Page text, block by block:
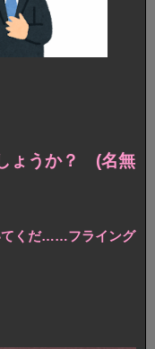
ょうか？ (名無
てくだ……フライング